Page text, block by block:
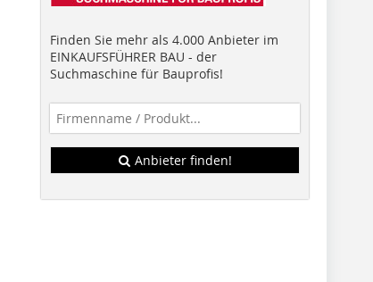
Finden Sie mehr als 4.000 Anbieter im
EINKAUFSFÜHRER BAU - der
Suchmaschine für Bauprofis!
Anbieter finden!